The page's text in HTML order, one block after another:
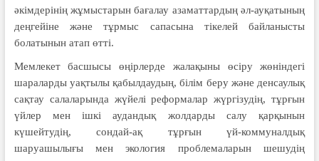
әкімдерінің жұмыстарын бағалау азаматтардың әл-ауқатының
деңгейіне және тұрмыс сапасына тікелей байланысты
болатынын атап өтті.
Мемлекет басшысы өңірлерде жалақыны өсіру жөніндегі
шараларды уақтылы қабылдаудың, білім беру және денсаулық
сақтау салаларында жүйелі реформалар жүргізудің, тұрғын
үйлер мен ішкі аудандық жолдарды салу қарқынын
күшейтудің, сондай-ақ тұрғын үй-коммуналдық
шаруашылығы мен экология проблемаларын шешудің